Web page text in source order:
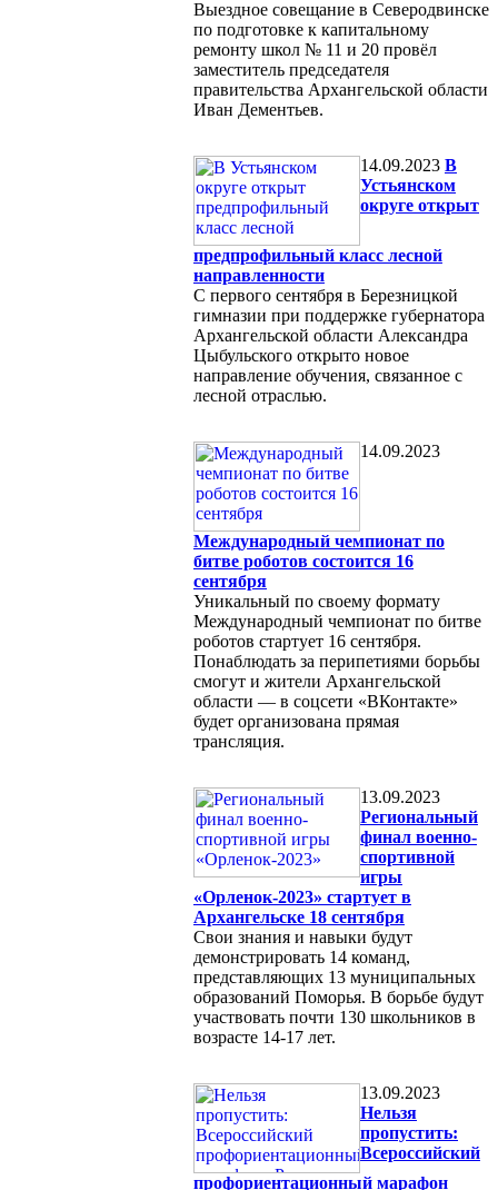
Выездное совещание в Северодвинске
по подготовке к капитальному
ремонту школ № 11 и 20 провёл
заместитель председателя
правительства Архангельской области
Иван Дементьев.
14.09.2023 В
Устьянском
округе открыт
предпрофильный класс лесной
направленности
С первого сентября в Березницкой
гимназии при поддержке губернатора
Архангельской области Александра
Цыбульского открыто новое
направление обучения, связанное с
лесной отраслью.
14.09.2023
Международный чемпионат по
битве роботов состоится 16
сентября
Уникальный по своему формату
Международный чемпионат по битве
роботов стартует 16 сентября.
Понаблюдать за перипетиями борьбы
смогут и жители Архангельской
области — в соцсети «ВКонтакте»
будет организована прямая
трансляция.
13.09.2023
Региональный
финал военно-
спортивной
игры
«Орленок-2023» стартует в
Архангельске 18 сентября
Свои знания и навыки будут
демонстрировать 14 команд,
представляющих 13 муниципальных
образований Поморья. В борьбе будут
участвовать почти 130 школьников в
возрасте 14-17 лет.
13.09.2023
Нельзя
пропустить:
Всероссийский
профориентационный марафон